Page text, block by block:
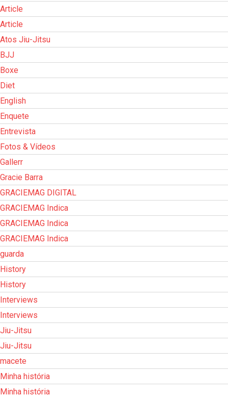
Article
Article
Atos Jiu-Jitsu
BJJ
Boxe
Diet
English
Enquete
Entrevista
Fotos & Vídeos
Gallerr
Gracie Barra
GRACIEMAG DIGITAL
GRACIEMAG Indica
GRACIEMAG Indica
GRACIEMAG Indica
guarda
History
History
Interviews
Interviews
Jiu-Jitsu
Jiu-Jitsu
macete
Minha história
Minha história